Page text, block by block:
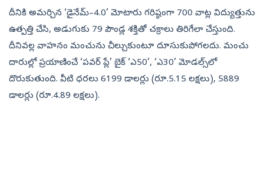
దీనికి అమర్చిన ‘డైనేమ్‌–4.0’ మోటారు గరిష్ఠంగా 700 వాట్ల విద్యుత్తును
ఉత్పత్తి చేసి, అడుగుకు 79 పౌండ్ల శక్తితో చక్రాలు తిరిగేలా చేస్తుంది.
దీనివల్ల వాహనం మంచును చీల్చుకుంటూ దూసుకుపోగలదు. మంచు
దారుల్లో ప్రయాణించే ‘పవర్‌ ప్లే’ బైక్‌ ‘ఎ50’, ‘ఎ30’ మోడల్స్‌లో
దొరుకుతుంది. వీటి ధరలు 6199 డాలర్లు (రూ.5.15 లక్షలు), 5889
డాలర్లు (రూ.4.89 లక్షలు).